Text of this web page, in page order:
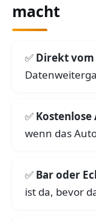
macht
Direkt
Kostenlose
wenn das
Bar oder
ist da, bevor